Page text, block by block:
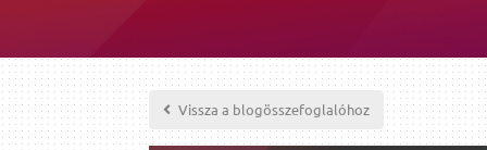
Vissza a blogösszefoglalóhoz